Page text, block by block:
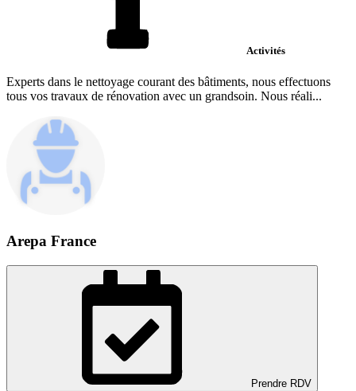
Activités
Experts dans le nettoyage courant des bâtiments, nous effectuons
tous vos travaux de rénovation avec un grandsoin. Nous réali...
Arepa France
Prendre RDV